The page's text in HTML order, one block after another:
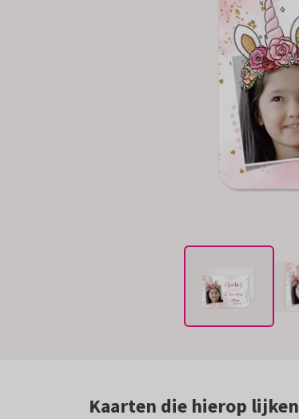
Kaarten die hierop lijken